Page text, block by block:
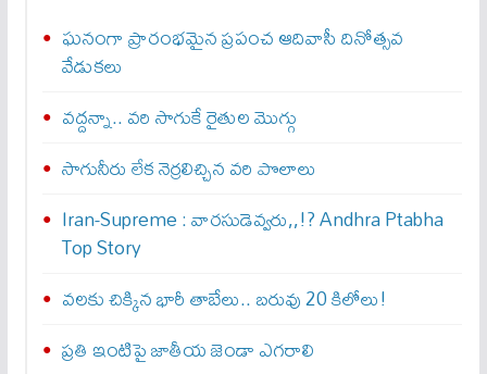
ఘనంగా ప్రారంభమైన ప్రపంచ ఆదివాసీ దినోత్సవ
వేడుకలు
వద్దన్నా.. వరి సాగుకే రైతుల మొగ్గు
సాగునీరు లేక నెర్రలిచ్చిన వరి పొలాలు
Iran-Supreme : వార‌సుడెవ్వ‌రు,,!? Andhra Ptabha
Top Story
వలకు చిక్కిన భారీ తాబేలు.. బరువు 20 కిలోలు!
ప్రతి ఇంటిపై జాతీయ జెండా ఎగరాలి